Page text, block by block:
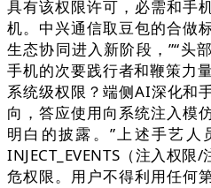
具有该权限许可，必需和手
机。中兴通信取豆包的合做
生态协同进入新阶段，”“头
手机的次要践行者和鞭策力
系统级权限？端侧AI深化和
向，答应使用向系统注入模
明白的披露。”上述手艺人
INJECT_EVENTS（注入权
危权限。用户不得利用任何